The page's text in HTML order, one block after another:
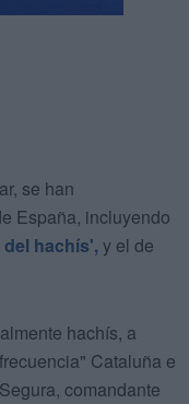
se han
España, incluyendo
hachís',y el de
hachís, a
Cataluña e
comandante